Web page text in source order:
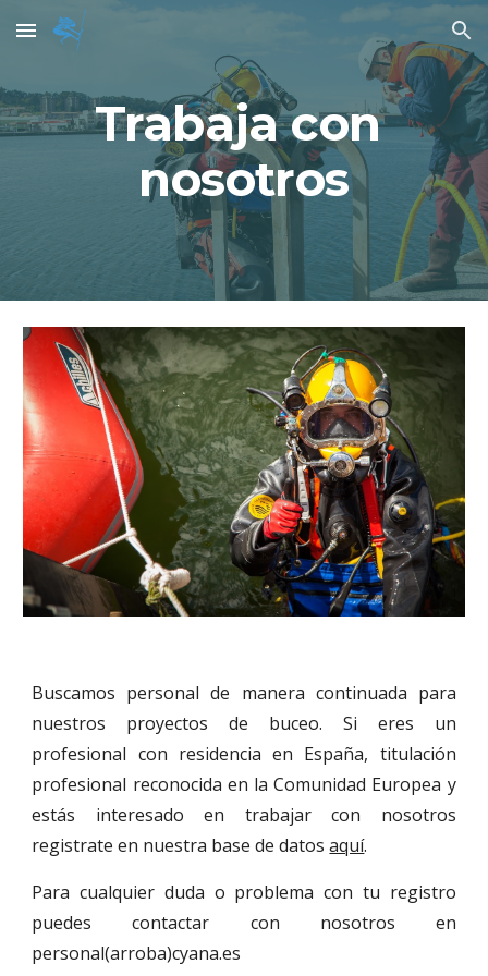
Skip to main content Skip to navigation
Trabaja con
nosotros
Buscamos personal de manera continuada para
nuestros proyectos de buceo. Si eres un
profesional con residencia en España, titulación
profesional reconocida en la Comunidad Europea y
estás interesado en trabajar con nosotros
registrate en nuestra base de datosaquí.
Para cualquier duda o problema con tu registro
puedes contactar con nosotros en
personal(arroba)cyana.es